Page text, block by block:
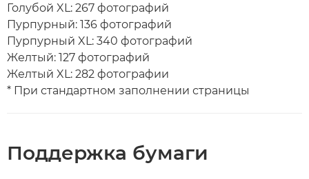
Голубой XL: 267 фотографий
Пурпурный: 136 фотографий
Пурпурный XL: 340 фотографий
Желтый: 127 фотографий
Желтый XL: 282 фотографии
* При стандартном заполнении страницы
Поддержка бумаги